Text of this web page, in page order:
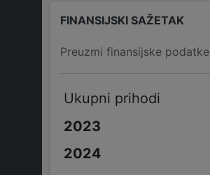
FINANSIJSKI SAŽETAK
Preuzmi finansijske podatke
Ukupni prihodi